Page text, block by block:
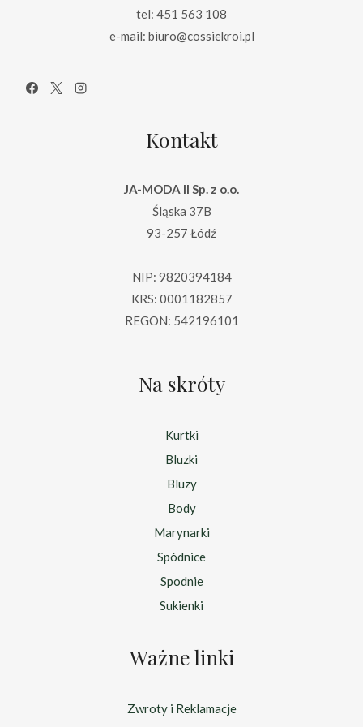
tel: 451 563 108
e-mail: biuro@cossiekroi.pl
Kontakt
JA-MODA II Sp. z o.o.
Śląska 37B
93-257 Łódź
NIP: 9820394184
KRS: 0001182857
REGON: 542196101
Na skróty
Kurtki
Bluzki
Bluzy
Body
Marynarki
Spódnice
Spodnie
Sukienki
Ważne linki
Zwroty i Reklamacje